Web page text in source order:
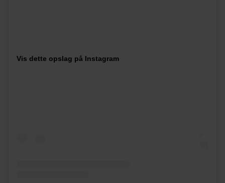
Vis dette opslag på Instagram